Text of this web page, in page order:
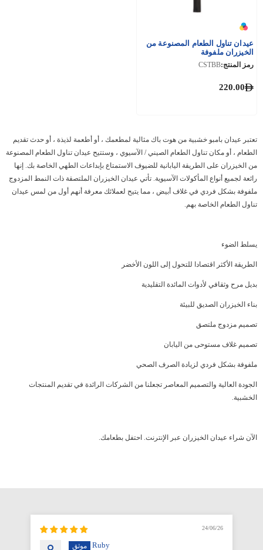
عيدان تناول الطعام المصنوعة من
الخيزران ملفوفة
رمز المنتج:CSTBB
220.00
تعتبر عيدان بامبو خشبية من هوت باك مثالية لمطعمك ، أو أطعمة لذيذة ، أو حدث تقديم
الطعام ، أو مكان تناول الطعام الصيني / الآسيوي ، وستتيح عيدان تناول الطعام المصنوعة
من الخيزران على الطريقة اليابانية للضيوف الاستمتاع بإبداعات الطهي الخاصة بك. إنها
رائعة لجميع أنواع المأكولات الآسيوية. تأتي عيدان الخيزران الملتصقة ذات النمط المزدوج
ملفوفة بشكل فردي في غلاف أبيض ، مما يتيح لعملائك معرفة أنهم أول من لمس عيدان
تناول الطعام الخاصة بهم.
يسلط الضوء
الطريقة الأكثر اقتصادا للتحول إلى اللون الأخضر
بديل مرح وثقافي لأدوات المائدة التقليدية
بناء الخيزران الصديق للبيئة
تصميم مزدوج ملتصق
تصميم غلاف مستوحى من اليابان
ملفوفة بشكل فردي لزيادة الصرف الصحي
الجودة العالية والتصميم المعاصر تجعلنا من الشركات الرائدة في تقديم المنتجات
الخشبية.
الآن شراء عيدان الخيزران عبر الإنترنت. احتفل بطعامك.
24/06/26
Ruby